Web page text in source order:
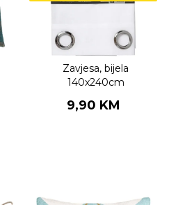
Zavjesa, bijela
140x240cm
9,90 KM